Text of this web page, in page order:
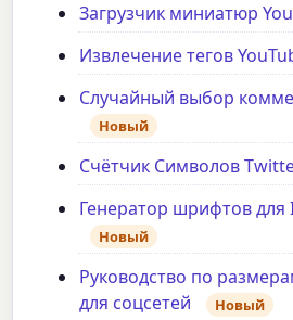
Загрузчик миниатюр
Извлечение тегов
Случайный выбор
Новый
Счётчик Символов
Генератор шрифтов для
Новый
Руководство по
для соцсетей
Новый